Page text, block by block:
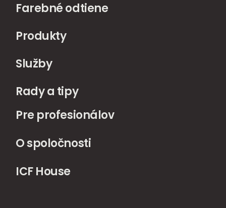
Farebné odtiene
Produkty
Služby
Rady a tipy
Pre profesionálov
O spoločnosti
ICF House